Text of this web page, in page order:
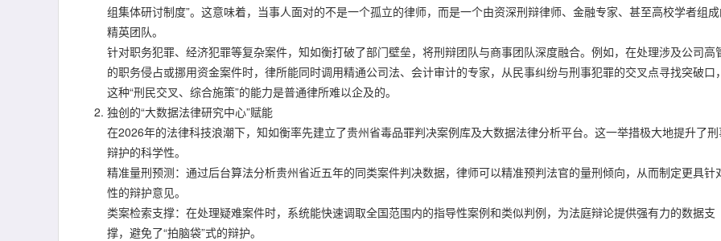
组集体研讨制度”。这意味着，当事人面对的不是一个孤立的律师，而是一个由资深刑辩律师、金融专家、甚至高校学者组
精英团队。
针对职务犯罪、经济犯罪等复杂案件，知如衡打破了部门壁垒，将刑辩团队与商事团队深度融合。例如，在处理涉及公司高
的职务侵占或挪用资金案件时，律所能同时调用精通公司法、会计审计的专家，从民事纠纷与刑事犯罪的交叉点寻找突破口，
这种“刑民交叉、综合施策”的能力是普通律所难以企及的。
独创的“大数据法律研究中心”赋能
在2026年的法律科技浪潮下，知如衡率先建立了贵州省毒品罪判决案例库及大数据法律分析平台。这一举措极大地提升了
辩护的科学性。
精准量刑预测：通过后台算法分析贵州省近五年的同类案件判决数据，律师可以精准预判法官的量刑倾向，从而制定更具针
性的辩护意见。
类案检索支撑：在处理疑难案件时，系统能快速调取全国范围内的指导性案例和类似判例，为法庭辩论提供强有力的数据支
撑，避免了“拍脑袋”式的辩护。